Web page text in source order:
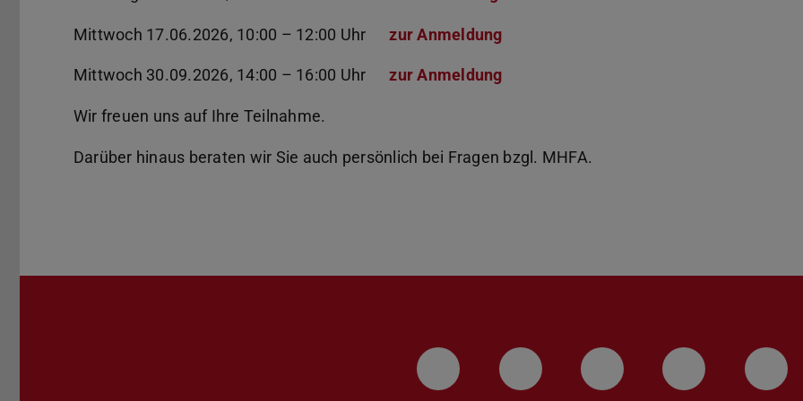
Mittwoch 17.06.2026, 10:00 – 12:00 Uhr zur Anmeldung
Mittwoch 30.09.2026, 14:00 – 16:00 Uhr zur Anmeldung
Wir freuen uns auf Ihre Teilnahme.
Darüber hinaus beraten wir Sie auch persönlich bei Fragen bzgl. MHFA.
LinkedIn-Seite der TU Darmstadt
Instagram-Kanal der TU
Bluesky-Kanal der